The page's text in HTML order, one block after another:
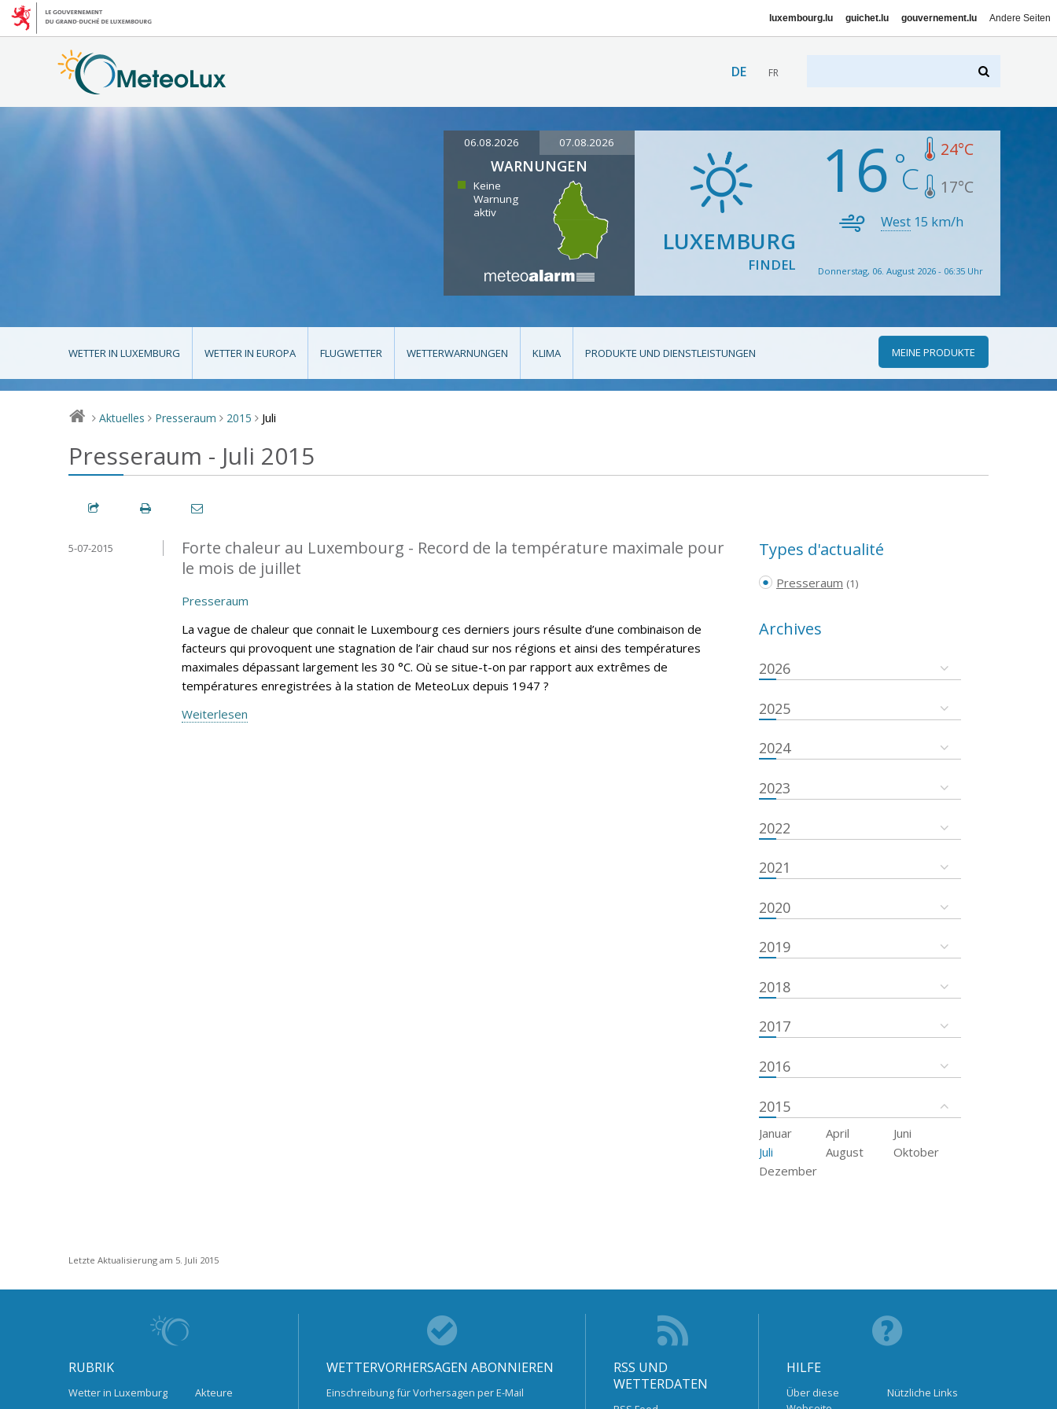
luxembourg.lu guichet.lu gouvernement.lu Andere Seiten
DE FR
06.08.2026 07.08.2026
WARNUNGEN
Keine
Warnung
aktiv
LUXEMBURG
FINDEL
16 24°C
17°C
West 15 km/h
Donnerstag, 06. August 2026 - 06:35 Uhr
WETTER IN LUXEMBURG WETTER IN EUROPA FLUGWETTER WETTERWARNUNGEN KLIMA PRODUKTE UND DIENSTLEISTUNGEN MEINE PRODUKTE
> Aktuelles > Presseraum > 2015 > Juli
Presseraum - Juli 2015
Forte chaleur au Luxembourg - Record de la température maximale pour
le mois de juillet
5-07-2015
Presseraum
La vague de chaleur que connait le Luxembourg ces derniers jours résulte d’une combinaison de
facteurs qui provoquent une stagnation de l’air chaud sur nos régions et ainsi des températures
maximales dépassant largement les 30 °C. Où se situe-t-on par rapport aux extrêmes de
températures enregistrées à la station de MeteoLux depuis 1947 ?
Weiterlesen
Types d'actualité
Presseraum (1)
Archives
2026
2025
2024
2023
2022
2021
2020
2019
2018
2017
2016
2015
Januar April
Juni
Juli
August
Oktober
Dezember
Letzte Aktualisierung am 5. Juli 2015
RUBRIK
Wetter in Luxemburg Akteure
WETTERVORHERSAGEN ABONNIEREN
Einschreibung für Vorhersagen per E-Mail
RSS UND
WETTERDATEN
HILFE
Über diese
Nützliche Links